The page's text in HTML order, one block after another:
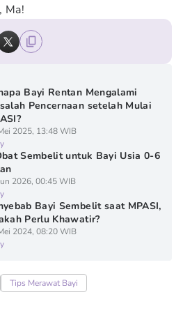
Ma!
Bayi Rentan Mengalami
Pencernaan setelah Mulai
2025, 13:48 WIB
Sembelit untuk Bayi Usia 0-6
2026, 00:45 WIB
Bayi Sembelit saat MPASI,
Perlu Khawatir?
2024, 08:20 WIB
Tips Merawat Bayi